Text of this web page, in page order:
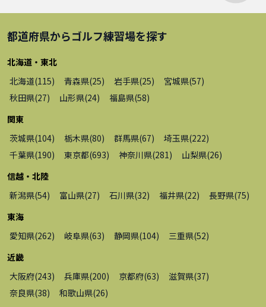
都道府県からゴルフ練習場を探す
北海道・東北
北海道(115) 青森県(25) 岩手県(25) 宮城県(57)
秋田県(27) 山形県(24) 福島県(58)
関東
茨城県(104) 栃木県(80) 群馬県(67) 埼玉県(222)
千葉県(190) 東京都(693) 神奈川県(281 ) 山梨県(26)
信越・北陸
新潟県(54) 富山県(27) 石川県(32) 福井県(22) 長野県(75)
東海
愛知県(262) 岐阜県(63) 静岡県(104) 三重県(52)
近畿
大阪府(243) 兵庫県(200) 京都府(63) 滋賀県(37)
奈良県(38) 和歌山県(26)